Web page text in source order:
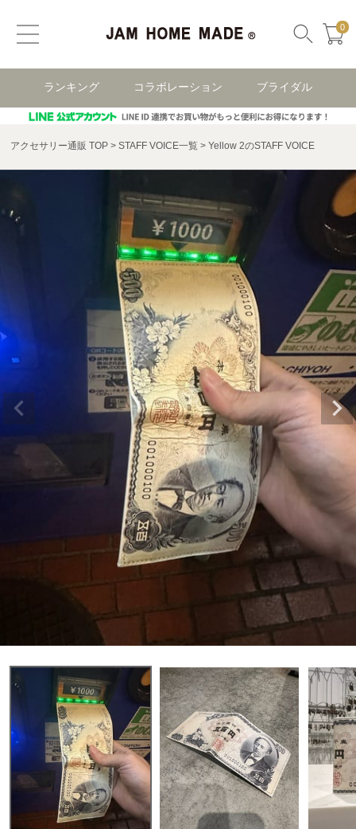
0
ランキング コラボレーション ブライダル
アクセサリー通販 TOP STAFF VOICE一覧 Yellow 2のSTAFF VOICE